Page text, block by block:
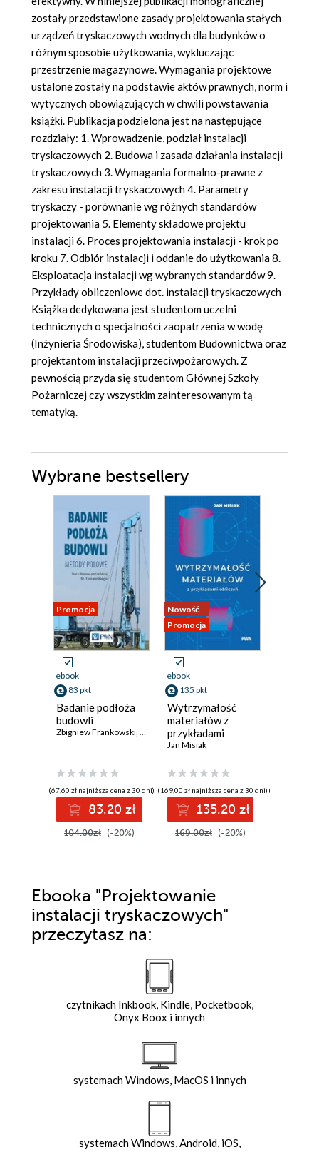
zostały przedstawione zasady projektowania stałych
urządzeń tryskaczowych wodnych dla budynków o
różnym sposobie użytkowania, wykluczając
przestrzenie magazynowe. Wymagania projektowe
ustalone zostały na podstawie aktów prawnych, norm i
wytycznych obowiązujących w chwili powstawania
książki. Publikacja podzielona jest na następujące
rozdziały: 1. Wprowadzenie, podział instalacji
tryskaczowych 2. Budowa i zasada działania instalacji
tryskaczowych 3. Wymagania formalno-prawne z
zakresu instalacji tryskaczowych 4. Parametry
tryskaczy - porównanie wg różnych standardów
projektowania 5. Elementy składowe projektu
instalacji 6. Proces projektowania instalacji - krok po
kroku 7. Odbiór instalacji i oddanie do użytkowania 8.
Eksploatacja instalacji wg wybranych standardów 9.
Przykłady obliczeniowe dot. instalacji tryskaczowych
Książka dedykowana jest studentom uczelni
technicznych o specjalności zaopatrzenia w wodę
(Inżynieria Środowiska), studentom Budownictwa oraz
projektantom instalacji przeciwpożarowych. Z
pewnością przyda się studentom Głównej Szkoły
Pożarniczej czy wszystkim zainteresowanym tą
tematyką.
Wybrane bestsellery
Promocja
ebook
83 pkt
Badanie podłoża
budowli
Zbigniew Frankowski, Tomasz Godlewski,Kazimierz Gwizdała
(67,60 zł najniższa cena z 30 dni)
83.20 zł
104.00zł (-20%)
Nowość
Promocja
ebook
135 pkt
Wytrzymałość
materiałów z
przykładami
obliczeń
Jan Misiak
(169,00 zł najniższa cena z 30 dni)
135.20 zł
169.00zł (-20%)
(119,00 zł
Ebooka "Projektowanie
instalacji tryskaczowych"
przeczytasz na:
czytnikach Inkbook, Kindle, Pocketbook,
Onyx Boox i innych
systemach Windows, MacOS i innych
systemach Windows, Android, iOS,